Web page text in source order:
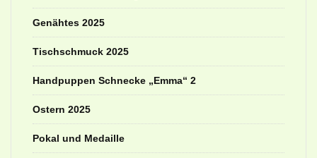
Genähtes 2025
Tischschmuck 2025
Handpuppen Schnecke „Emma“ 2
Ostern 2025
Pokal und Medaille